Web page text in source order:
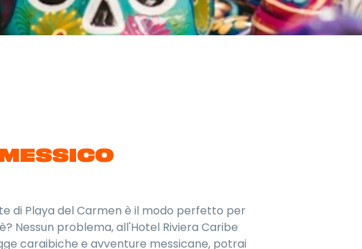
di Playa del Carmen è il modo perfetto per
Nessun problema, all'Hotel Riviera Caribe
caraibiche e avventure messicane, potrai